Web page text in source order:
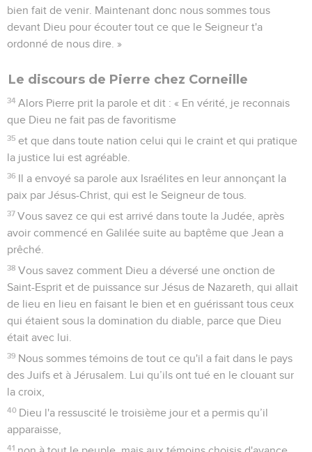
bien fait de venir. Maintenant donc nous sommes tous
devant Dieu pour écouter tout ce que le Seigneur t'a
ordonné de nous dire. »
Le discours de Pierre chez Corneille
34 Alors Pierre prit la parole et dit : « En vérité, je reconnais
que Dieu ne fait pas de favoritisme
35 et que dans toute nation celui qui le craint et qui pratique
la justice lui est agréable.
36 Il a envoyé sa parole aux Israélites en leur annonçant la
paix par Jésus-Christ, qui est le Seigneur de tous.
37 Vous savez ce qui est arrivé dans toute la Judée, après
avoir commencé en Galilée suite au baptême que Jean a
prêché.
38 Vous savez comment Dieu a déversé une onction de
Saint-Esprit et de puissance sur Jésus de Nazareth, qui allait
de lieu en lieu en faisant le bien et en guérissant tous ceux
qui étaient sous la domination du diable, parce que Dieu
était avec lui.
39 Nous sommes témoins de tout ce qu'il a fait dans le pays
des Juifs et à Jérusalem. Lui qu’ils ont tué en le clouant sur
la croix,
40 Dieu l'a ressuscité le troisième jour et a permis qu’il
apparaisse,
41